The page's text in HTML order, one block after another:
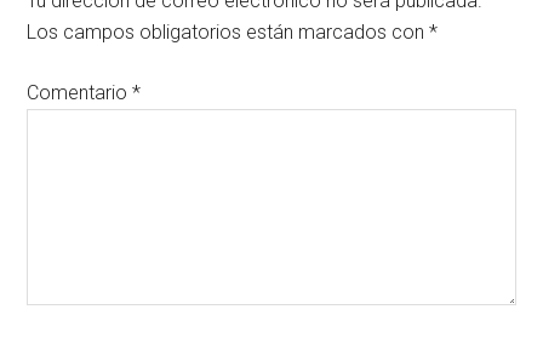
Los campos obligatorios están marcados con*
Comentario*